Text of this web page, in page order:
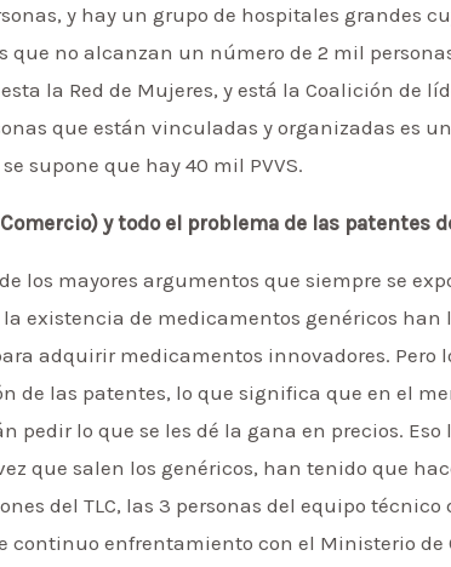
y hay un grupo de hospitales grandes
que no alcanzan un número de 2 mil
la Red de Mujeres, y está la Coalición de
que están vinculadas y organizadas es
supone que hay 40 mil PVVS.
y todo el problema de las patentes
los mayores argumentos que siempre se
existencia de medicamentos genéricos han
adquirir medicamentos innovadores. Pero
de las patentes, lo que significa que en el
lo que se les dé la gana en precios. Eso
que salen los genéricos, han tenido que
del TLC, las 3 personas del equipo
continuo enfrentamiento con el Ministerio de